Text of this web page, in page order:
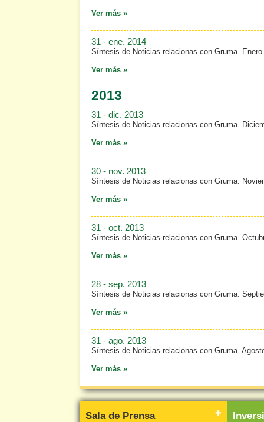
Ver más »
31 - ene. 2014
Síntesis de Noticias relacionas con Gruma. Enero
Ver más »
2013
31 - dic. 2013
Síntesis de Noticias relacionas con Gruma.
Ver más »
30 - nov. 2013
Síntesis de Noticias relacionas con Gruma.
Ver más »
31 - oct. 2013
Síntesis de Noticias relacionas con Gruma.
Ver más »
28 - sep. 2013
Síntesis de Noticias relacionas con Gruma.
Ver más »
31 - ago. 2013
Síntesis de Noticias relacionas con Gruma.
Ver más »
Sala de Prensa